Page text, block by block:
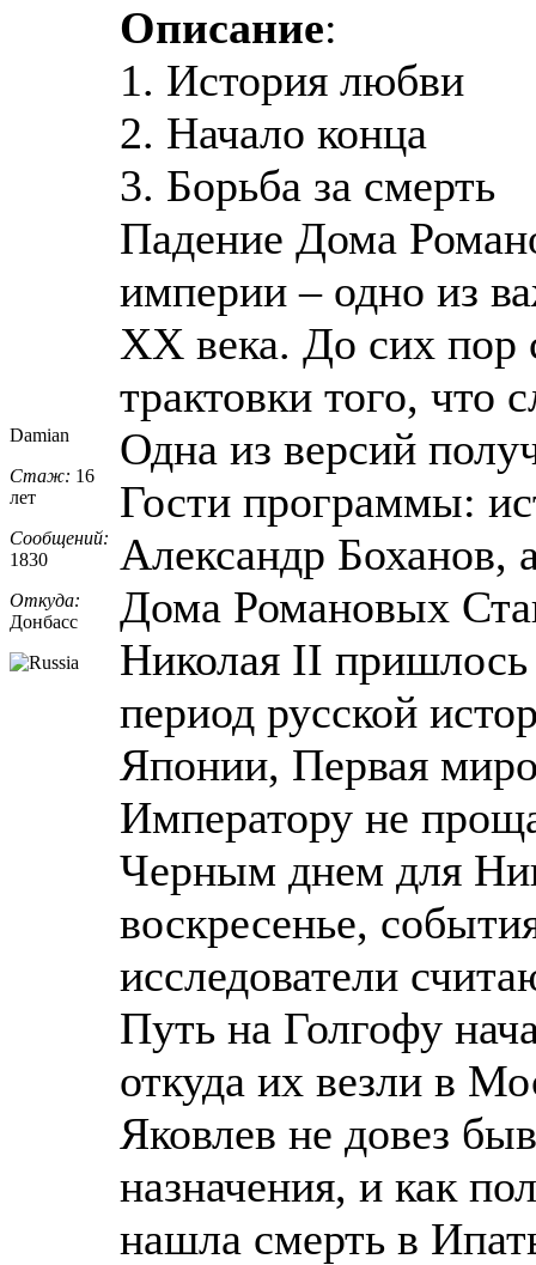
Damian
Стаж: 16
лет
Сообщений:
1830
Откуда:
Донбасс
Описание:
1. История любви
2. Начало конца
3. Борьба за смерть
Падение Дома
империи – одно из
XX века. До сих пор
трактовки того, что
Одна из версий
Гости программы:
Александр Боханов,
Дома Романовых
Николая II
период русской
Японии, Первая
Императору не
Черным днем для
воскресенье,
исследователи
Путь на Голгофу
откуда их везли в
Яковлев не довез
назначения, и как
нашла смерть в